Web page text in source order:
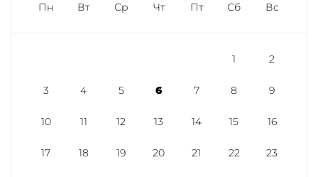
Пн Вт Ср Чт Пт Сб Вс
1 2
3 4 5 6 7 8 9
10 11 12 13 14 15 16
17 18 19 20 21 22 23